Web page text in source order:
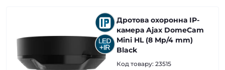
Дротова охоронна IP-
камера Ajax DomeCam
Mini HL (8 Mp/4 mm)
Black
Код товару: 23515